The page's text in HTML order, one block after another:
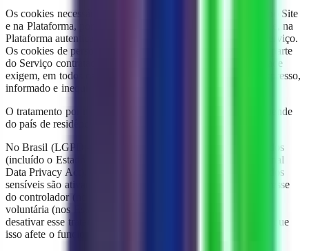
Os cookies necessários ou técnicos são ativados por padrão no Site
e na Plataforma, por serem indispensáveis ao funcionamento e, na
Plataforma autenticada (ya.onl), à execução do contrato de serviço.
Os cookies de personalização são ativados por padrão como parte
do Serviço contratado. Os cookies de marketing ou publicidade
exigem, em todos os casos, o consentimento prévio, livre, expresso,
informado e inequívoco do usuário.
O tratamento por meio de cookies de análise ou medição depende
do país de residência do usuário:
No Brasil (LGPD – Lei N° 13.709/2018) e nos Estados Unidos
(incluído o Estado de Delaware, conforme a Delaware Personal
Data Privacy Act), os cookies de análise que não coletam dados
sensíveis são ativados por padrão, com base no legítimo interesse
do controlador (no Brasil) ou sob um modelo de exclusão
voluntária (nos Estados Unidos). O usuário pode se opor ou
desativar esse tratamento a qualquer momento (opt-out), sem que
isso afete o funcionamento do Serviço.